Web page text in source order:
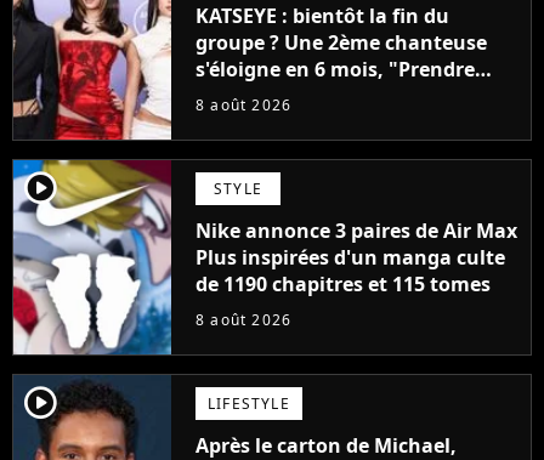
KATSEYE : bientôt la fin du
groupe ? Une 2ème chanteuse
s'éloigne en 6 mois, "Prendre
cette décision n’a pas été facile"
8 août 2026
player2 STYLE
Nike annonce 3 paires de Air Max
Plus inspirées d'un manga culte
de 1190 chapitres et 115 tomes
8 août 2026
player2 LIFESTYLE
Après le carton de Michael,